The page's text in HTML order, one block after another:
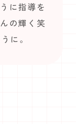
に指導を
の輝く笑
に。